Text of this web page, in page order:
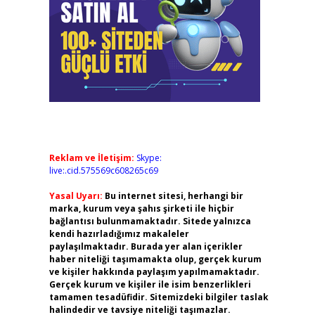
Reklam ve İletişim: Skype:
live:.cid.575569c608265c69
Yasal Uyarı: Bu internet sitesi, herhangi bir
marka, kurum veya şahıs şirketi ile hiçbir
bağlantısı bulunmamaktadır. Sitede yalnızca
kendi hazırladığımız makaleler
paylaşılmaktadır. Burada yer alan içerikler
haber niteliği taşımamakta olup, gerçek kurum
ve kişiler hakkında paylaşım yapılmamaktadır.
Gerçek kurum ve kişiler ile isim benzerlikleri
tamamen tesadüfidir. Sitemizdeki bilgiler taslak
halindedir ve tavsiye niteliği taşımazlar.